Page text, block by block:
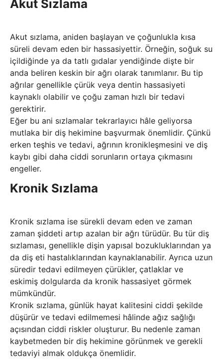
Akut Sızlama
Akut sızlama, aniden başlayan ve çoğunlukla kısa
süreli devam eden bir hassasiyettir. Örneğin, soğuk su
içildiğinde ya da tatlı gıdalar yendiğinde dişte bir
anda beliren keskin bir ağrı olarak tanımlanır. Bu tip
ağrılar genellikle çürük veya dentin hassasiyeti
kaynaklı olabilir ve çoğu zaman hızlı bir tedavi
gerektirir.
Eğer bu ani sızlamalar tekrarlayıcı hâle geliyorsa
mutlaka bir diş hekimine başvurmak önemlidir. Çünkü
erken teşhis ve tedavi, ağrının kronikleşmesini ve diş
kaybı gibi daha ciddi sorunların ortaya çıkmasını
engeller.
Kronik Sızlama
Kronik sızlama ise sürekli devam eden ve zaman
zaman şiddeti artıp azalan bir ağrı türüdür. Bu tür diş
sızlaması, genellikle dişin yapısal bozukluklarından ya
da diş eti hastalıklarından kaynaklanabilir. Ayrıca uzun
süredir tedavi edilmeyen çürükler, çatlaklar ve
eskimiş dolgularda da kronik hassasiyet görmek
mümkündür.
Kronik sızlama, günlük hayat kalitesini ciddi şekilde
düşürür ve tedavi edilmemesi hâlinde ağız sağlığı
açısından ciddi riskler oluşturur. Bu nedenle zaman
kaybetmeden bir diş hekimine görünmek ve gerekli
tedaviyi almak oldukça önemlidir.